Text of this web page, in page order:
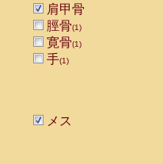
肩甲骨
脛骨(1)
寛骨(1)
手(1)
メス